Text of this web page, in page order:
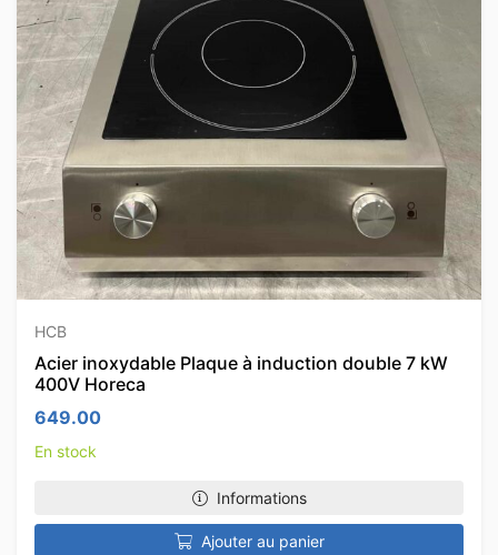
HCB
Acier inoxydable Plaque à induction double 7 kW
400V Horeca
649.00
En stock
Informations
Ajouter au panier